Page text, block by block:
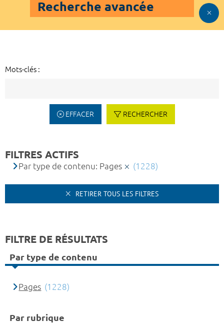
Recherche avancée
Mots-clés :
EFFACER RECHERCHER
FILTRES ACTIFS
Par type de contenu: Pages (1228)
RETIRER TOUS LES FILTRES
FILTRE DE RÉSULTATS
Par type de contenu
Pages (1228)
Par rubrique